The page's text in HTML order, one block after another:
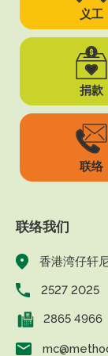
义工
捐款
联络
联络我们
香港湾仔轩
2527 2025
2865 4966